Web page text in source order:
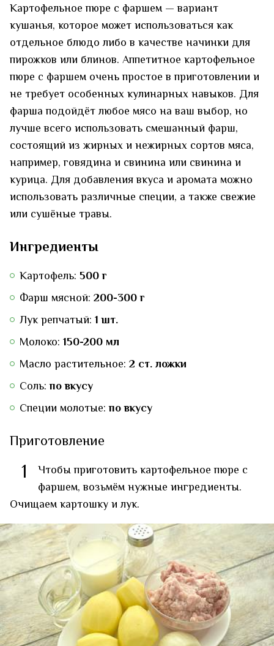
Картофельное пюре с фаршем — вариант
кушанья, которое может использоваться как
отдельное блюдо либо в качестве начинки для
пирожков или блинов. Аппетитное картофельное
пюре с фаршем очень простое в приготовлении и
не требует особенных кулинарных навыков. Для
фарша подойдёт любое мясо на ваш выбор, но
лучше всего использовать смешанный фарш,
состоящий из жирных и нежирных сортов мяса,
например, говядина и свинина или свинина и
курица. Для добавления вкуса и аромата можно
использовать различные специи, а также свежие
или сушёные травы.
Ингредиенты
Картофель: 500 г
Фарш мясной: 200-300 г
Лук репчатый: 1 шт.
Молоко: 150-200 мл
Масло растительное: 2 ст. ложки
Соль:по вкусу
Специи молотые:по вкусу
Приготовление
1
Чтобы приготовить картофельное пюре с
фаршем, возьмём нужные ингредиенты.
Очищаем картошку и лук.